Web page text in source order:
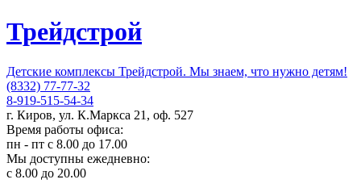
Трейдстрой
Детские комплексы Трейдстрой. Мы знаем, что нужно детям!
(8332) 77-77-32
8-919-515-54-34
г. Киров, ул. К.Маркса 21, оф. 527
Время работы офиса:
пн - пт с 8.00 до 17.00
Мы доступны ежедневно:
с 8.00 до 20.00